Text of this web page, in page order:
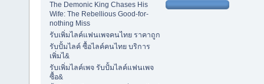
The Demonic King Chases His
Wife: The Rebellious Good-for-
nothing Miss
รับเพิ่มไลค์แฟนเพจคนไทย ราคาถูก
รับปั้มไลค์ ซื้อไลค์คนไทย บริการ
เพิ่มไ&
รับเพิ่มไลค์เพจ รับปั้มไลค์แฟนเพจ
ซื้อ&